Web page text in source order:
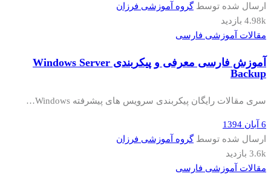
ارسال شده توسطگروه آموزشی فرزان
4.98k بازدید
مقالات آموزشی فارسی
آموزش فارسی معرفی و پیکربندی Windows Server
Backup
سری مقالات رایگان پیکربندی سرویس های پیشرفته Windows…
6 آبان 1394
ارسال شده توسطگروه آموزشی فرزان
3.6k بازدید
مقالات آموزشی فارسی